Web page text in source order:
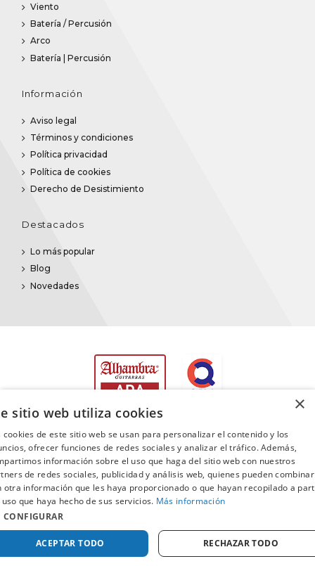
Viento
Batería / Percusión
Arco
Batería | Percusión
Información
Aviso legal
Términos y condiciones
Política privacidad
Política de cookies
Derecho de Desistimiento
Destacados
Lo más popular
Blog
Novedades
· Todos los derechos reservados
×
sitio web utiliza cookies
cookies de este sitio web se usan para personalizar el contenido y los
ofrecer funciones de redes sociales y analizar el tráfico. Además,
información sobre el uso que haga del sitio web con nuestros
de redes sociales, publicidad y análisis web, quienes pueden
otra información que les haya proporcionado o que hayan recopilado a
que haya hecho de sus servicios. Más información
CONFIGURAR
ACEPTAR TODO RECHAZAR TODO